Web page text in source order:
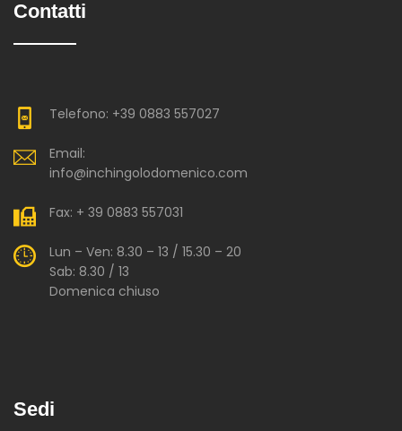
Contatti
Telefono: +39 0883 557027
Email:
info@inchingolodomenico.com
Fax: + 39 0883 557031
Lun – Ven: 8.30 – 13 / 15.30 – 20
Sab: 8.30 / 13
Domenica chiuso
Sedi